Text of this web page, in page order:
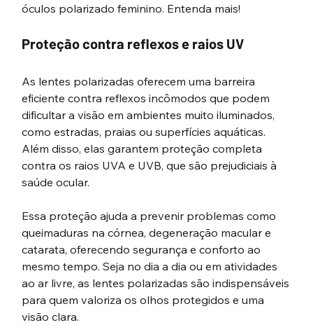
óculos polarizado feminino. Entenda mais!
Proteção contra reflexos e raios UV
As lentes polarizadas oferecem uma barreira
eficiente contra reflexos incômodos que podem
dificultar a visão em ambientes muito iluminados,
como estradas, praias ou superfícies aquáticas.
Além disso, elas garantem proteção completa
contra os raios UVA e UVB, que são prejudiciais à
saúde ocular.
Essa proteção ajuda a prevenir problemas como
queimaduras na córnea, degeneração macular e
catarata, oferecendo segurança e conforto ao
mesmo tempo. Seja no dia a dia ou em atividades
ao ar livre, as lentes polarizadas são indispensáveis
para quem valoriza os olhos protegidos e uma
visão clara.